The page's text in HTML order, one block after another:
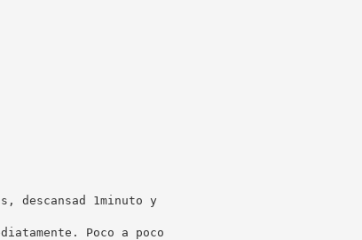
descansad 1minuto y
Poco a poco